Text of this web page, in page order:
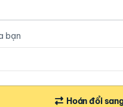
bạn
Hoán đổi